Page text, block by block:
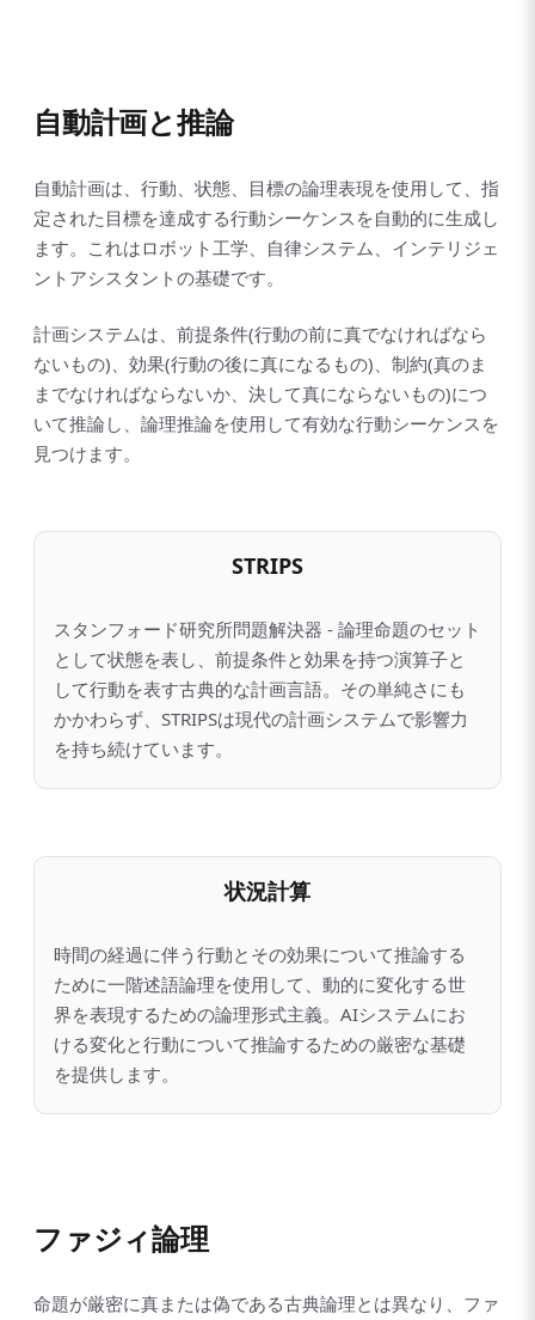
自動計画と推論
自動計画は、行動、状態、目標の論理表現を使用して、指
定された目標を達成する行動シーケンスを自動的に生成し
ます。これはロボット工学、自律システム、インテリジェ
ントアシスタントの基礎です。
計画システムは、前提条件(行動の前に真でなければなら
ないもの)、効果(行動の後に真になるもの)、制約(真のま
までなければならないか、決して真にならないもの)につ
いて推論し、論理推論を使用して有効な行動シーケンスを
見つけます。
STRIPS
スタンフォード研究所問題解決器 - 論理命題のセット
として状態を表し、前提条件と効果を持つ演算子と
して行動を表す古典的な計画言語。その単純さにも
かかわらず、STRIPSは現代の計画システムで影響力
を持ち続けています。
状況計算
時間の経過に伴う行動とその効果について推論する
ために一階述語論理を使用して、動的に変化する世
界を表現するための論理形式主義。AIシステムにお
ける変化と行動について推論するための厳密な基礎
を提供します。
ファジィ論理
命題が厳密に真または偽である古典論理とは異なり、ファ